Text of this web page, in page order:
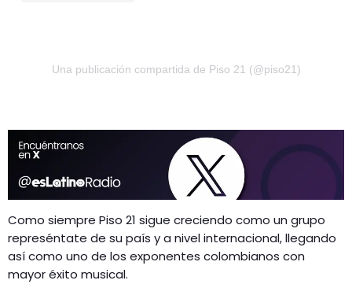
Una publicación compartida de Piso 21 (@piso21)
Como siempre Piso 21 sigue creciendo como un grupo
represéntate de su país y a nivel internacional, llegando
así como uno de los exponentes colombianos con
mayor éxito musical.